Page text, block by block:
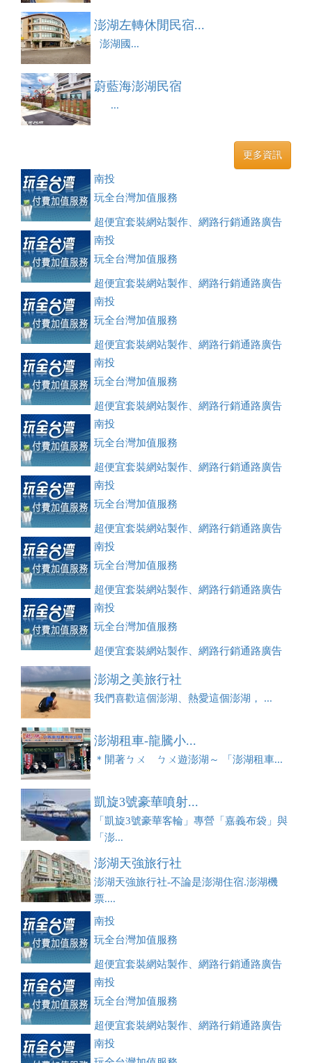
澎湖左轉休閒民宿...
澎湖國...
蔚藍海澎湖民宿
...
更多資訊
南投
玩全台灣加值服務
超便宜套裝網站製作、網路行銷通路廣告
刊登、訂房系統、客房委託旅行社銷售，全面優惠中....
南投
玩全台灣加值服務
超便宜套裝網站製作、網路行銷通路廣告
刊登、訂房系統、客房委託旅行社銷售，全面優惠中....
南投
玩全台灣加值服務
超便宜套裝網站製作、網路行銷通路廣告
刊登、訂房系統、客房委託旅行社銷售，全面優惠中....
南投
玩全台灣加值服務
超便宜套裝網站製作、網路行銷通路廣告
刊登、訂房系統、客房委託旅行社銷售，全面優惠中....
南投
玩全台灣加值服務
超便宜套裝網站製作、網路行銷通路廣告
刊登、訂房系統、客房委託旅行社銷售，全面優惠中....
南投
玩全台灣加值服務
超便宜套裝網站製作、網路行銷通路廣告
刊登、訂房系統、客房委託旅行社銷售，全面優惠中....
南投
玩全台灣加值服務
超便宜套裝網站製作、網路行銷通路廣告
刊登、訂房系統、客房委託旅行社銷售，全面優惠中....
南投
玩全台灣加值服務
超便宜套裝網站製作、網路行銷通路廣告
刊登、訂房系統、客房委託旅行社銷售，全面優惠中....
澎湖之美旅行社
我們喜歡這個澎湖、熱愛這個澎湖， ...
澎湖租車-龍騰小...
＊開著ㄅㄨ ㄅㄨ遊澎湖～ 「澎湖租車...
凱旋3號豪華噴射...
「凱旋3號豪華客輪」專營「嘉義布袋」與
「澎...
澎湖天強旅行社
澎湖天強旅行社-不論是澎湖住宿.澎湖機
票....
南投
玩全台灣加值服務
超便宜套裝網站製作、網路行銷通路廣告
刊登、訂房系統、客房委託旅行社銷售，全面優惠中....
南投
玩全台灣加值服務
超便宜套裝網站製作、網路行銷通路廣告
刊登、訂房系統、客房委託旅行社銷售，全面優惠中....
南投